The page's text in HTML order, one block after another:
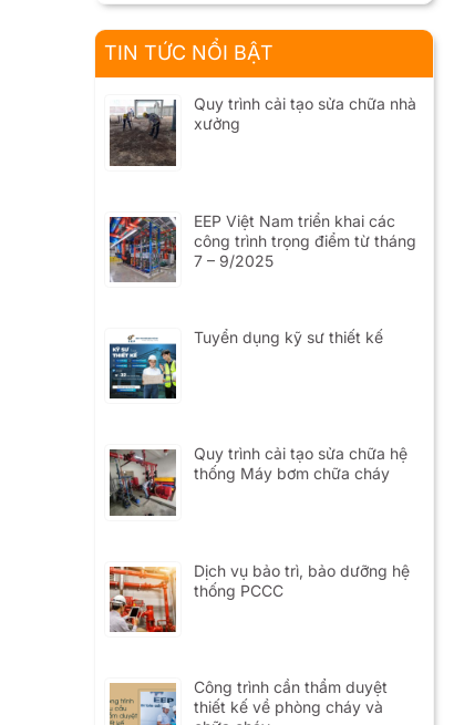
TIN TỨC NỔI BẬT
Quy trình cải tạo sửa chữa nhà
xưởng
EEP Việt Nam triển khai các
công trình trọng điểm từ tháng
7 – 9/2025
Tuyển dụng kỹ sư thiết kế
Quy trình cải tạo sửa chữa hệ
thống Máy bơm chữa cháy
Dịch vụ bảo trì, bảo dưỡng hệ
thống PCCC
Công trình cần thẩm duyệt
thiết kế về phòng cháy và